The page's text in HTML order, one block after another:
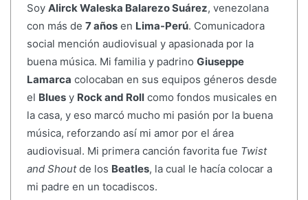
Soy Alirck Waleska Balarezo Suárez, venezolana
con más de 7 añosen Lima-Perú. Comunicadora
social mención audiovisual y apasionada por la
buena música. Mi familia y padrino Giuseppe
Lamarca colocaban en sus equipos géneros desde
el Bluesy Rock and Rollcomo fondos musicales en
la casa, y eso marcó mucho mi pasión por la buena
música, reforzando así mi amor por el área
audiovisual. Mi primera canción favorita fue Twist
and Shoutde los Beatles, la cual le hacía colocar a
mi padre en un tocadiscos.